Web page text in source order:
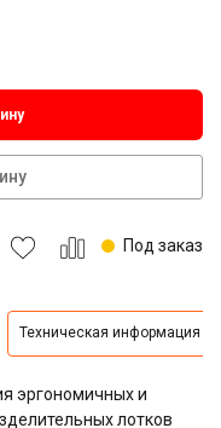
Под заказ
Техническая информация
эргономичных и
лотков